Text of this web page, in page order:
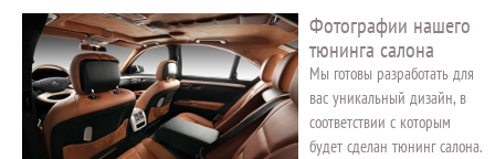
Фотографии нашего
тюнинга салона
Мы готовы разработать для
вас уникальный дизайн, в
соответствии с которым
будет сделан тюнинг салона.